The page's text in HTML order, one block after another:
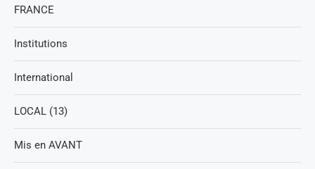
FRANCE
Institutions
International
LOCAL (13)
Mis en AVANT